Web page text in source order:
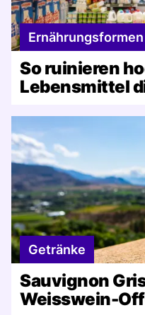
Ernährungsformen
So ruinieren
Lebensmittel
Getränke
Sauvignon
Weisswein-